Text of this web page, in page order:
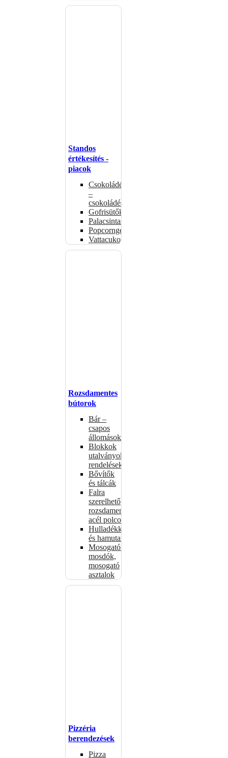
Standos
értékesítés -
piacok
Csokoládémelegítők
–
csokoládéadagolók
Gofrisütők
Palacsintasütők
Popcorngépek
Vattacukorgép
Rozsdamentes
bútorok
Bár –
csapos
állomások
Blokkok
utalványokhoz,
rendelésekhez
Bővítők
és tálcák
Falra
szerelhető
rozsdamentes
acél polcok
Hulladékkosarak
és hamutartók
Mosogatók,
mosdók,
mosogató
asztalok
Pizzéria
berendezések
Pizza